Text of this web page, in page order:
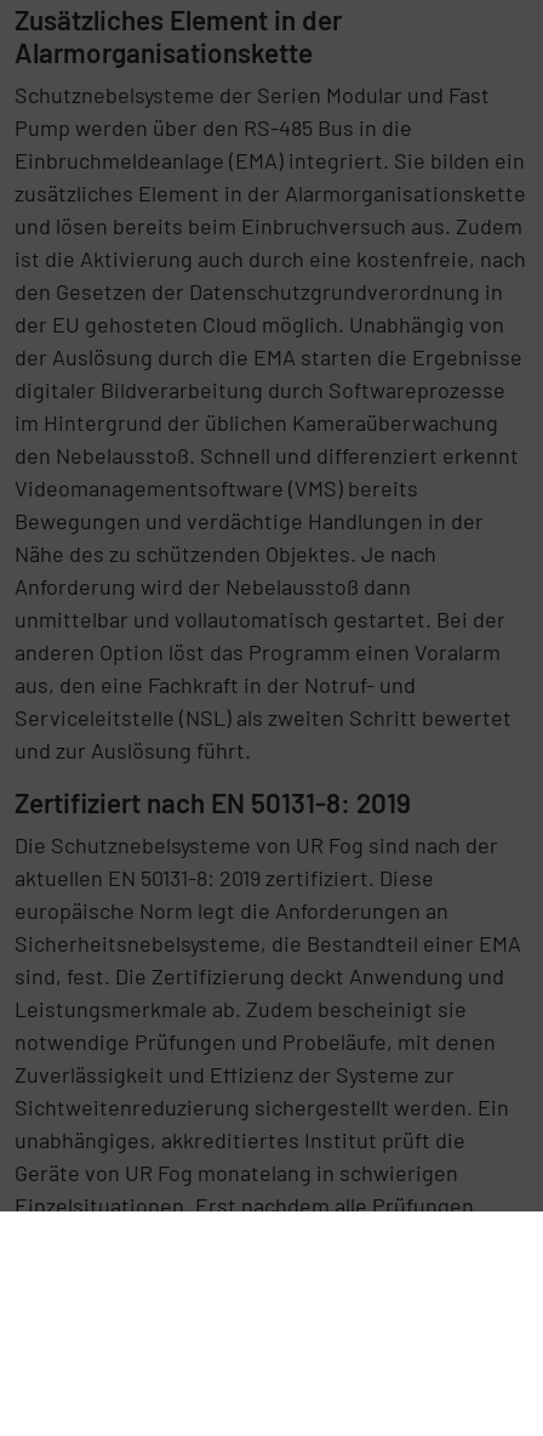
Zusätzliches Element in der
Alarmorganisationskette
Schutznebelsysteme der Serien Modular und Fast
Pump werden über den RS-485 Bus in die
Einbruchmeldeanlage (EMA) integriert. Sie bilden ein
zusätzliches Element in der Alarmorganisationskette
und lösen bereits beim Einbruchversuch aus. Zudem
ist die Aktivierung auch durch eine kostenfreie, nach
den Gesetzen der Datenschutzgrundverordnung in
der EU gehosteten Cloud möglich. Unabhängig von
der Auslösung durch die EMA starten die Ergebnisse
digitaler Bildverarbeitung durch Softwareprozesse
im Hintergrund der üblichen Kameraüberwachung
den Nebelausstoß. Schnell und differenziert erkennt
Videomanagementsoftware (VMS) bereits
Bewegungen und verdächtige Handlungen in der
Nähe des zu schützenden Objektes. Je nach
Anforderung wird der Nebelausstoß dann
unmittelbar und vollautomatisch gestartet. Bei der
anderen Option löst das Programm einen Voralarm
aus, den eine Fachkraft in der Notruf- und
Serviceleitstelle (NSL) als zweiten Schritt bewertet
und zur Auslösung führt.
Zertifiziert nach EN 50131-8: 2019
Die Schutznebelsysteme von UR Fog sind nach der
aktuellen EN 50131-8: 2019 zertifiziert. Diese
europäische Norm legt die Anforderungen an
Sicherheitsnebelsysteme, die Bestandteil einer EMA
sind, fest. Die Zertifizierung deckt Anwendung und
Leistungsmerkmale ab. Zudem bescheinigt sie
notwendige Prüfungen und Probeläufe, mit denen
Zuverlässigkeit und Effizienz der Systeme zur
Sichtweitenreduzierung sichergestellt werden. Ein
unabhängiges, akkreditiertes Institut prüft die
Geräte von UR Fog monatelang in schwierigen
Einzelsituationen. Erst nachdem alle Prüfungen